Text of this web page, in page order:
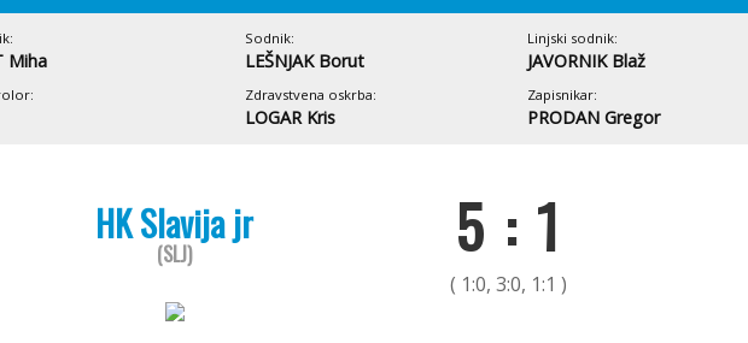
Miha
Sodnik:
LEŠNJAK Borut
Linjski sodnik:
JAVORNIK Blaž
Zdravstvena oskrba:
LOGAR Kris
Zapisnikar:
PRODAN Gregor
HK Slavija jr
(SLJ) 5 : 1
( 1:0, 3:0, 1:1 )